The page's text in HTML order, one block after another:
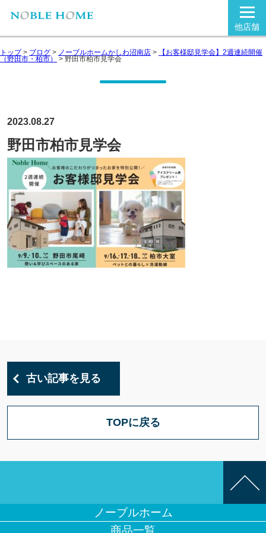
他店舗
トップ> ブログ > ノーブルホームかしわ沼南店 > 【お客様邸見学会】2週連続開催
（野田市・柏市） > 野田市柏市見学会
2023.08.27
野田市柏市見学会
古い記事を見る
TOPに戻る
ノーブルホーム
商品一覧